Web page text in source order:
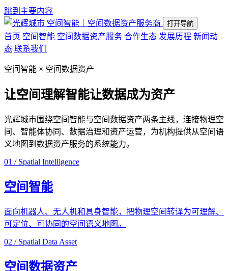
跳到主要内容
空间智能｜空间数据资产服务商
打开导航
首页 空间智能 空间数据资产服务 合作生态 发展历程 新闻动
态 联系我们
空间智能 × 空间数据资产
让空间理解智能让数据成为资产
光辉城市围绕空间智能与空间数据资产两条主线，连接物理空
间、智能体协同、数据治理和资产运营，为机构提供从空间语
义地图到数据资产服务的系统能力。
01 / Spatial Intelligence
空间智能
面向机器人、无人机和具身智能，把物理空间转译为可理解、
可定位、可协同的空间语义地图。
02 / Spatial Data Asset
空间数据资产